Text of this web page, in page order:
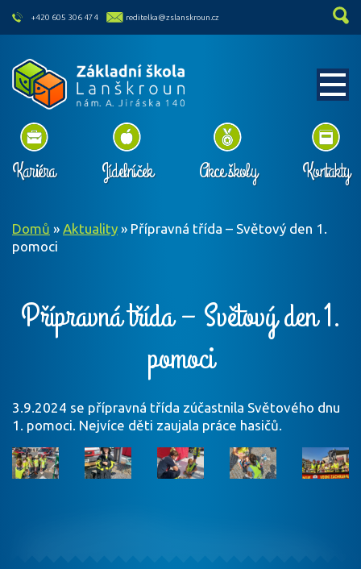
skip to main content
+420 605 306 474 reditelka@zslanskroun.cz
Kariéra Jídelníček Akce školy Kontakty
Domů » Aktuality » Přípravná třída – Světový den 1.
pomoci
Přípravná třída – Světový den 1.
pomoci
3.9.2024 se přípravná třída zúčastnila Světového dnu
1. pomoci. Nejvíce děti zaujala práce hasičů.